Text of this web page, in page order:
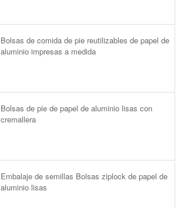
Bolsas de comida de pie reutilizables de papel de
aluminio impresas a medida
Bolsas de pie de papel de aluminio lisas con
cremallera
Embalaje de semillas Bolsas ziplock de papel de
aluminio lisas